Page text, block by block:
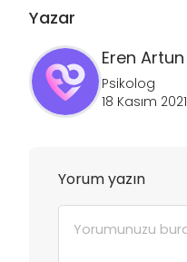
Yazar
Eren Artun
Psikolog
18 Kasım 2021
Yorum yazın